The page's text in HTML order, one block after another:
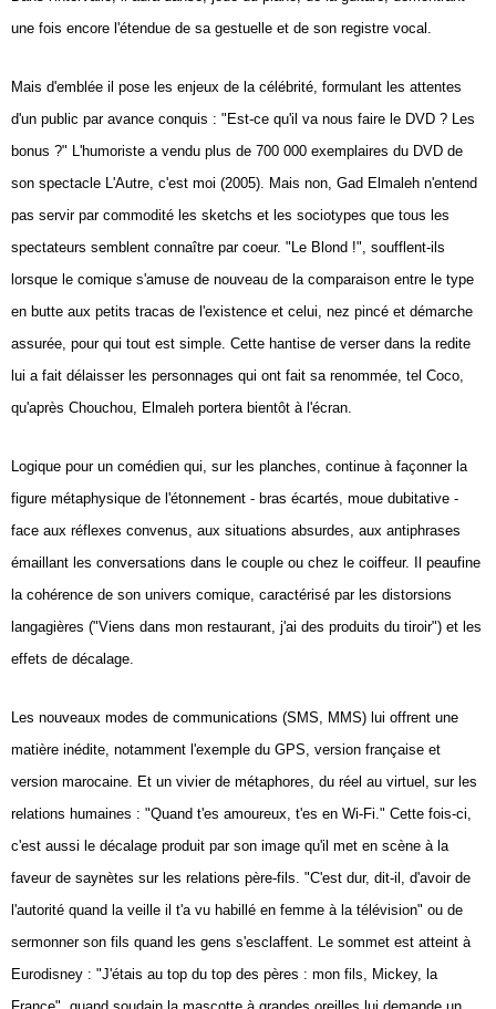
une fois encore l'étendue de sa gestuelle et de son registre vocal.
Mais d'emblée il pose les enjeux de la célébrité, formulant les attentes
d'un public par avance conquis : "Est-ce qu'il va nous faire le DVD ? Les
bonus ?" L'humoriste a vendu plus de 700 000 exemplaires du DVD de
son spectacle L'Autre, c'est moi (2005). Mais non, Gad Elmaleh n'entend
pas servir par commodité les sketchs et les sociotypes que tous les
spectateurs semblent connaître par coeur. "Le Blond !", soufflent-ils
lorsque le comique s'amuse de nouveau de la comparaison entre le type
en butte aux petits tracas de l'existence et celui, nez pincé et démarche
assurée, pour qui tout est simple. Cette hantise de verser dans la redite
lui a fait délaisser les personnages qui ont fait sa renommée, tel Coco,
qu'après Chouchou, Elmaleh portera bientôt à l'écran.
Logique pour un comédien qui, sur les planches, continue à façonner la
figure métaphysique de l'étonnement - bras écartés, moue dubitative -
face aux réflexes convenus, aux situations absurdes, aux antiphrases
émaillant les conversations dans le couple ou chez le coiffeur. Il peaufine
la cohérence de son univers comique, caractérisé par les distorsions
langagières ("Viens dans mon restaurant, j'ai des produits du tiroir") et les
effets de décalage.
Les nouveaux modes de communications (SMS, MMS) lui offrent une
matière inédite, notamment l'exemple du GPS, version française et
version marocaine. Et un vivier de métaphores, du réel au virtuel, sur les
relations humaines : "Quand t'es amoureux, t'es en Wi-Fi." Cette fois-ci,
c'est aussi le décalage produit par son image qu'il met en scène à la
faveur de saynètes sur les relations père-fils. "C'est dur, dit-il, d'avoir de
l'autorité quand la veille il t'a vu habillé en femme à la télévision" ou de
sermonner son fils quand les gens s'esclaffent. Le sommet est atteint à
Eurodisney : "J'étais au top du top des pères : mon fils, Mickey, la